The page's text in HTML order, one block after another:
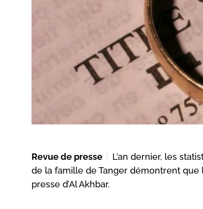
Revue de presse
L’an dernier, les
de la famille de Tanger démontrent
presse d’Al Akhbar.